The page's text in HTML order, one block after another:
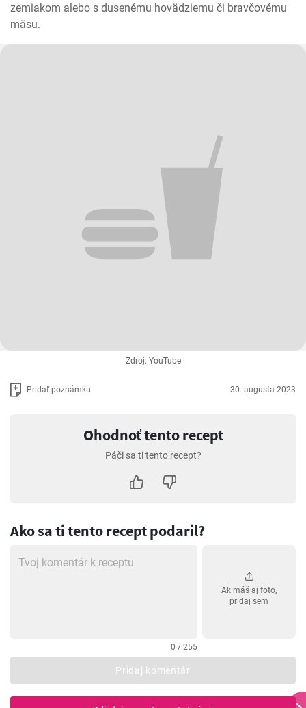
zemiakom alebo s dusenému hovädziemu či bravčovému
mäsu.
Zdroj: YouTube
Pridať poznámku 30. augusta 2023
Ohodnoť tento recept
Páči sa ti tento recept?
Ako sa ti tento recept podaril?
0 / 255
Ak máš aj foto,
pridaj sem
Pridaj komentár